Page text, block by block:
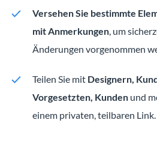
Versehen Sie bestimmte
mit Anmerkungen , um
Änderungen vorgenommen
Teilen Sie mit Designern,
Vorgesetzten, Kunden und
einem privaten, teilbaren Link.